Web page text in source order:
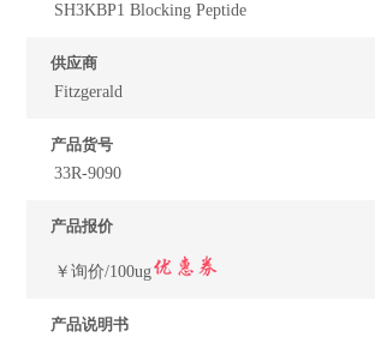
SH3KBP1 Blocking Peptide
供应商
Fitzgerald
产品货号
33R-9090
产品报价
￥询价/100ug
产品说明书